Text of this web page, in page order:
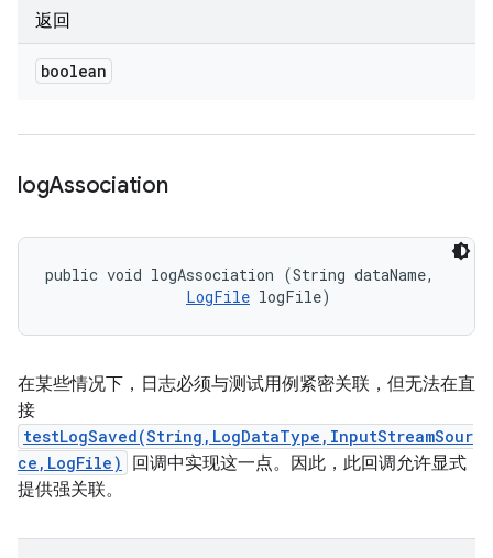
返回
boolean
logAssociation
public void logAssociation (String dataName,
LogFile logFile)
在某些情况下，日志必须与测试用例紧密关联，但无法在直
接
testLogSaved(String,LogDataType,InputStreamSour
ce,LogFile)
回调中实现这一点。因此，此回调允许显式
提供强关联。